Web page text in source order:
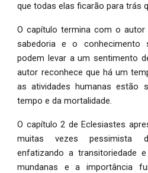
que todas elas ficarão para trás
O capítulo termina com o
sabedoria e o conhecimento
podem levar a um sentimento
autor reconhece que há um
as atividades humanas estão
tempo e da mortalidade.
O capítulo 2 de Eclesiastes
muitas vezes pessimista
enfatizando a transitoriedade
mundanas e a importância